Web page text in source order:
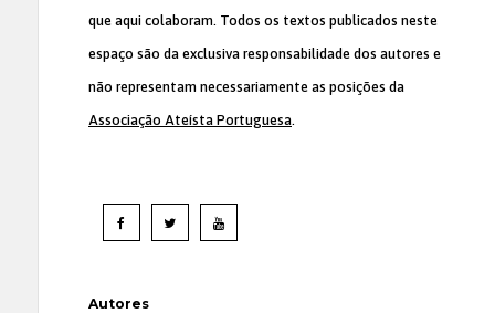
que aqui colaboram. Todos os textos publicados neste
espaço são da exclusiva responsabilidade dos autores e
não representam necessariamente as posições da
Associação Ateísta Portuguesa.
Autores